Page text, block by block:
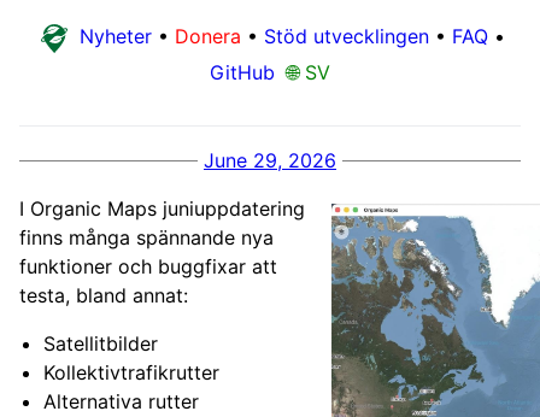
Nyheter • Donera • Stöd utvecklingen • FAQ •
GitHub 🌐 SV
June 29, 2026
I Organic Maps juniuppdatering
finns många spännande nya
funktioner och buggfixar att
testa, bland annat:
Satellitbilder
Kollektivtrafikrutter
Alternativa rutter